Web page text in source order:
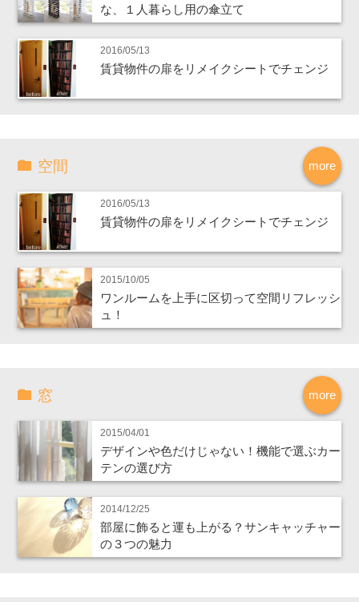
な、１人暮らし用の傘立て
2016/05/13
賃貸物件の扉をリメイクシートでチェンジ
more
空間
2016/05/13
賃貸物件の扉をリメイクシートでチェンジ
2015/10/05
ワンルームを上手に区切って空間リフレッシ
ュ！
more
窓
2015/04/01
デザインや色だけじゃない！機能で選ぶカー
テンの選び方
2014/12/25
部屋に飾ると運も上がる？サンキャッチャー
の３つの魅力